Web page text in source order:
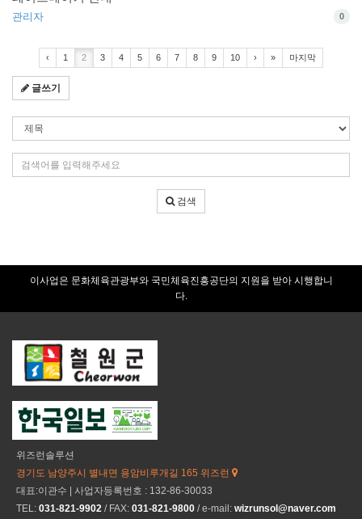
관리자 0
‹ 1 2 3 4 5 6 7 8 9 10 › » 마지막
글쓰기
색
조
색
어
입
검색
이사업은 문화체육관광부와 국민체육진흥공단의 지원을 받아 시행합니
다.
위즈런솔루션
경기도 남양주시 별내면 용암비루개길 165 위즈런
대표:이관수 | 사업자등록번호 : 132-86-30033
TEL: 031-821-9902 / FAX: 031-821-9800 / e-mail: wizrunsol@naver.com